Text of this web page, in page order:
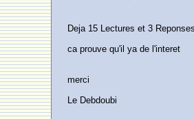
Deja 15 Lectures et 3
ca prouve qu'il ya de l'interet
merci
Le Debdoubi